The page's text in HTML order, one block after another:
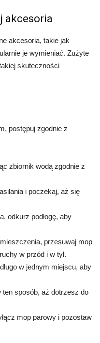
akcesoria
akcesoria, takie jak
je wymieniać. Zużyte
skuteczności
postępuj zgodnie z
zbiornik wodą zgodnie z
i poczekaj, aż się
odkurz podłogę, aby
przesuwaj mop
w przód i w tył.
w jednym miejscu, aby
ten sposób, aż dotrzesz do
mop parowy i pozostaw